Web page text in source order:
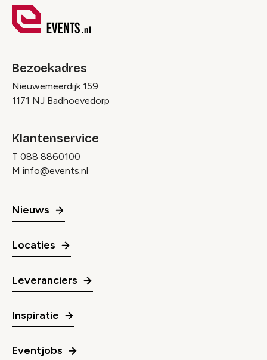
Bezoekadres
Nieuwemeerdijk 159
1171 NJ Badhoevedorp
Klantenservice
T 088 8860100
M info@events.nl
Nieuws
Locaties
Leveranciers
Inspiratie
Eventjobs